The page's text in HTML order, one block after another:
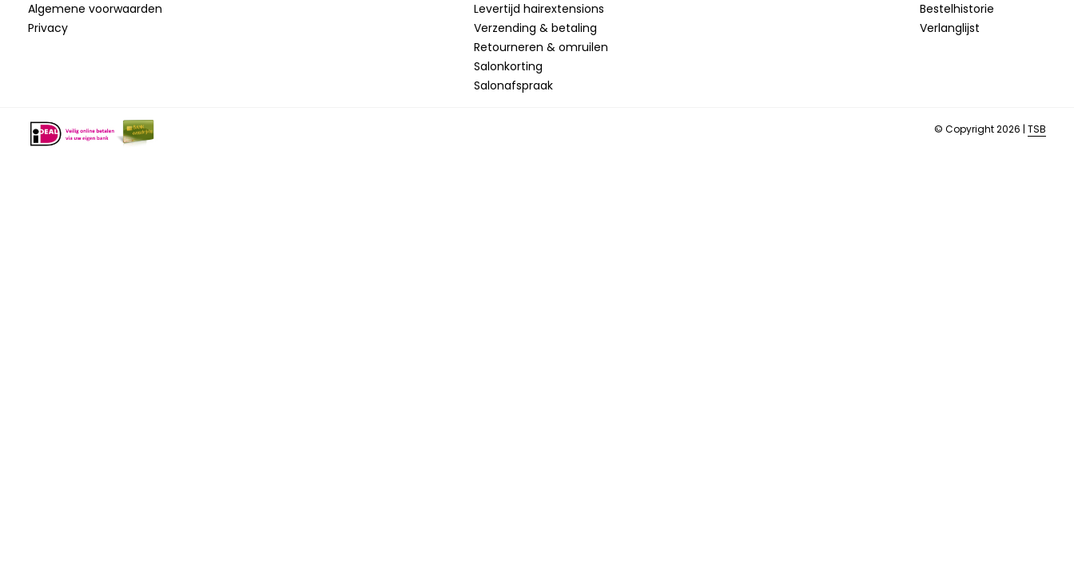
Algemene voorwaarden
Privacy
Levertijd hairextensions
Verzending & betaling
Retourneren & omruilen
Salonkorting
Salonafspraak
Bestelhistorie
Verlanglijst
© Copyright 2026 | TSB